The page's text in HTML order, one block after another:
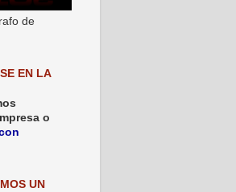
de
EN LA
o
UN